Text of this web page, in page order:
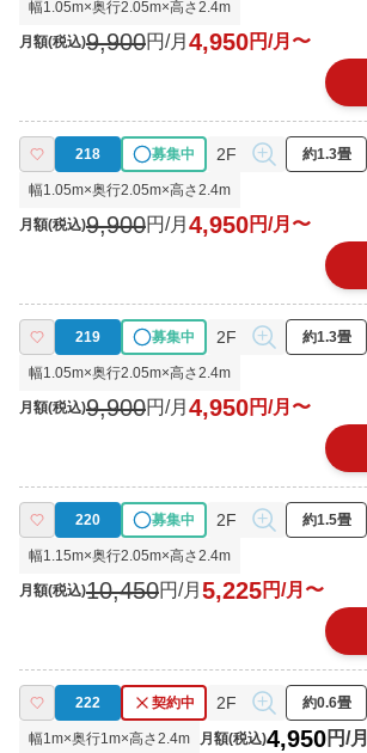
幅1.05m×奥行2.05m×高さ2.4m
月額(税込)9,900円/月 4,950円/月〜
218 募集中 2F 約1.3畳
幅1.05m×奥行2.05m×高さ2.4m
月額(税込)9,900円/月 4,950円/月〜
219 募集中 2F 約1.3畳
幅1.05m×奥行2.05m×高さ2.4m
月額(税込)9,900円/月 4,950円/月〜
220 募集中 2F 約1.5畳
幅1.15m×奥行2.05m×高さ2.4m
月額(税込)10,450円/月 5,225円/月〜
222 契約中 2F 約0.6畳
幅1m×奥行1m×高さ2.4m 月額(税込)4,950円/